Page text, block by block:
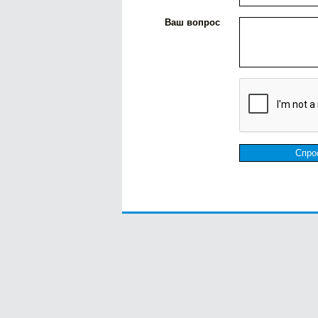
Ваш вопрос